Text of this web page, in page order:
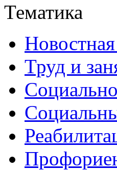
Тематика
Труд и